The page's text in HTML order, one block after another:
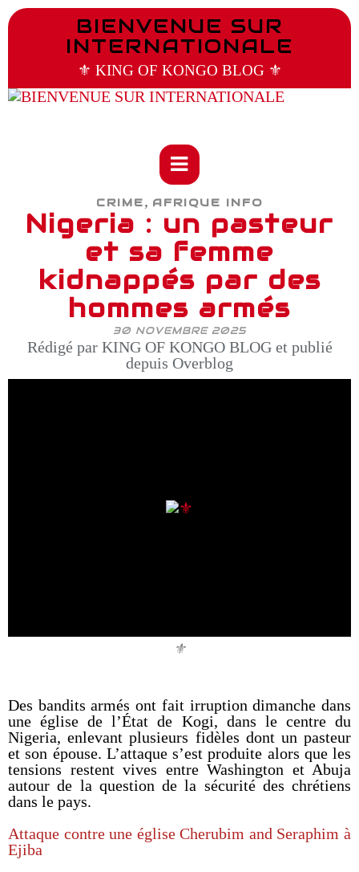
BIENVENUE SUR
INTERNATIONALE
⚜️ KING OF KONGO BLOG ⚜️
CRIME, AFRIQUE INFO
Nigeria : un pasteur
et sa femme
kidnappés par des
hommes armés
30 NOVEMBRE 2025
Rédigé par KING OF KONGO BLOG et publié
depuis Overblog
⚜️
Des bandits armés ont fait irruption dimanche dans
une église de l’État de Kogi, dans le centre du
Nigeria, enlevant plusieurs fidèles dont un pasteur
et son épouse. L’attaque s’est produite alors que les
tensions restent vives entre Washington et Abuja
autour de la question de la sécurité des chrétiens
dans le pays.
Attaque contre une église Cherubim and Seraphim à
Ejiba